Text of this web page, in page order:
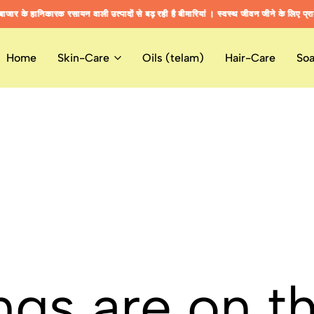
हानिकारक रसायन वाली उत्पादों से बढ़ रही है बीमारियां । स्वस्थ जीवन जीने के लिए
हानिकारक रसायन वाली उत्पादों से बढ़ रही है बीमारियां । स्वस्थ जीवन जीने के लिए
हानिकारक रसायन वाली उत्पादों से बढ़ रही है बीमारियां । स्वस्थ जीवन जीने के लिए
Home Skin-Care Oils (telam) Hair-Care